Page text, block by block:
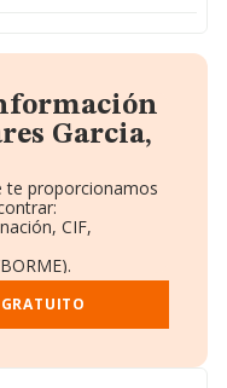
Garcia,
te proporcionamos
CIF,
Empleados.